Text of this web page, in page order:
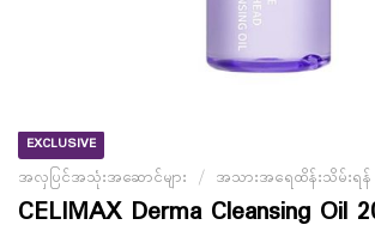
EXCLUSIVE
အလှပြင်အသုံးအဆောင်များ / အသားအရေထိန်းသိမ်းရန် ပ
CELIMAX Derma Cleansing Oil